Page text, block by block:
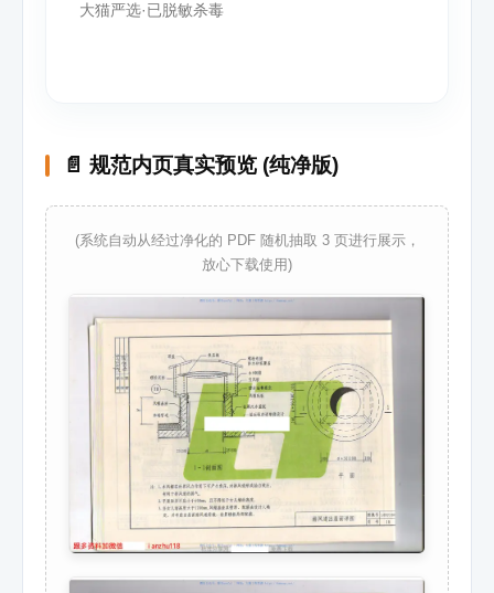
大猫严选·已脱敏杀毒
📄 规范内页真实预览 (纯净版)
(系统自动从经过净化的 PDF 随机抽取 3 页进行展示，
放心下载使用)